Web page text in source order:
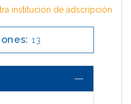
institución de adscripción
13